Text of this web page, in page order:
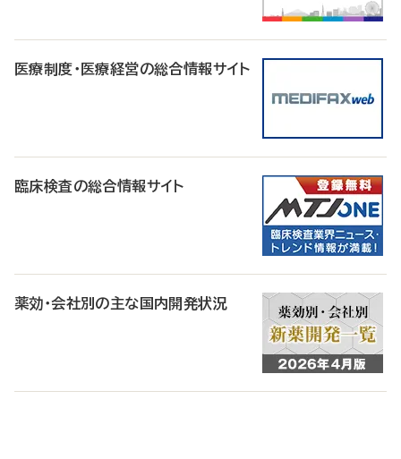
医療制度・医療経営の総合情報サイト
臨床検査の総合情報サイト
薬効・会社別の主な国内開発状況